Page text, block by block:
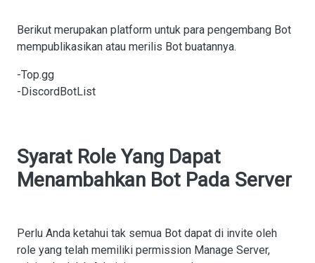
Berikut merupakan platform untuk para pengembang Bot
mempublikasikan atau merilis Bot buatannya.
-Top.gg
-DiscordBotList
Syarat Role Yang Dapat
Menambahkan Bot Pada Server
Perlu Anda ketahui tak semua Bot dapat di invite oleh
role yang telah memiliki permission Manage Server,